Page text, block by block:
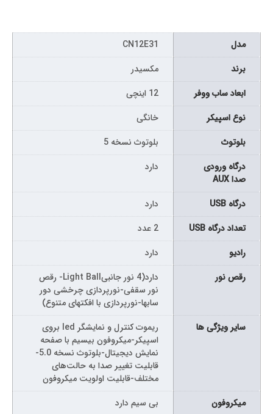
مدل
CN12E31
برند
مکسیدر
ابعاد ساب ووفر
12 اینچی
نوع اسپیکر
خانگی
بلوتوث
بلوتوث نسخه 5
درگاه ورودی
صدا AUX
دارد
درگاه USB
دارد
تعداد درگاه USB
2 عدد
رادیو
دارد
رقص نور
دارد(4 نور جانبیLight Ball- رقص
نور سقفی-نورپردازی چرخشی دور
سابها-نورپردازی با افکتهای متنوع)
سایر ویژگی ها
ریموت کنترل و نمایشگر led بروی
اسپیکر-میکروفون بیسیم با صفحه
نمایش دیجیتال-بلوتوث نسخه 5.0-
قابلیت تغییر صدا به حالت‌های
مختلف-قابلیت اولویت میکروفون
میکروفون
بی سیم دارد